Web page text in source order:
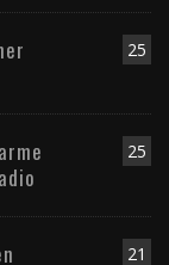
25
25
21